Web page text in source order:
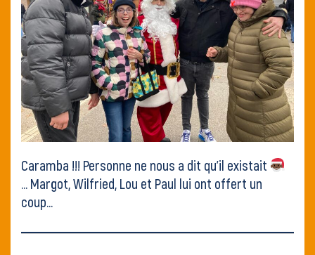
Caramba !!! Personne ne nous a dit qu’il existait
… Margot, Wilfried, Lou et Paul lui ont offert un
coup…